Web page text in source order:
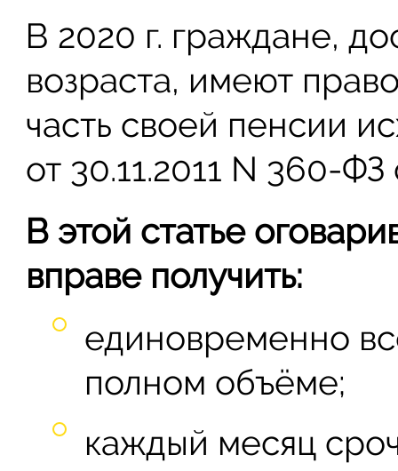
В 2020 г. граждане,
возраста, имеют
часть своей пенсии
от 30.11.2011 N 360-
В этой статье
вправе получить:
единовременно
полном объёме;
каждый месяц